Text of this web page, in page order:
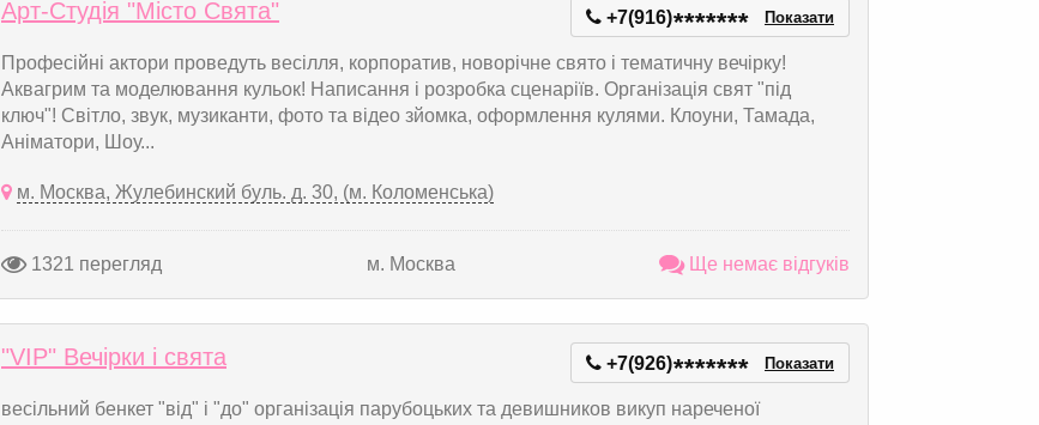
Арт-Студія "Місто Свята" +7(916)******* Показати
Професійні актори проведуть весілля, корпоратив, новорічне свято і тематичну вечірку!
Аквагрим та моделювання кульок! Написання і розробка сценаріїв. Організація свят "під
ключ"! Світло, звук, музиканти, фото та відео зйомка, оформлення кулями. Клоуни, Тамада,
Аніматори, Шоу...
м. Москва, Жулебинский буль. д. 30, (м. Коломенська)
1321 перегляд м. Москва Ще немає відгуків
"VIP" Вечірки і свята +7(926)******* Показати
весільний бенкет "від" і "до" організація парубоцьких та девишников викуп нареченої